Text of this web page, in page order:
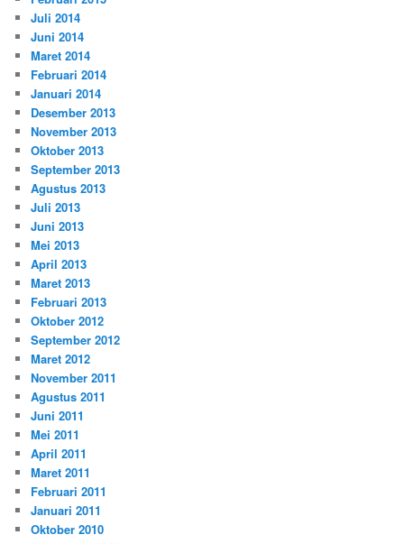
Juli 2014
Juni 2014
Maret 2014
Februari 2014
Januari 2014
Desember 2013
November 2013
Oktober 2013
September 2013
Agustus 2013
Juli 2013
Juni 2013
Mei 2013
April 2013
Maret 2013
Februari 2013
Oktober 2012
September 2012
Maret 2012
November 2011
Agustus 2011
Juni 2011
Mei 2011
April 2011
Maret 2011
Februari 2011
Januari 2011
Oktober 2010